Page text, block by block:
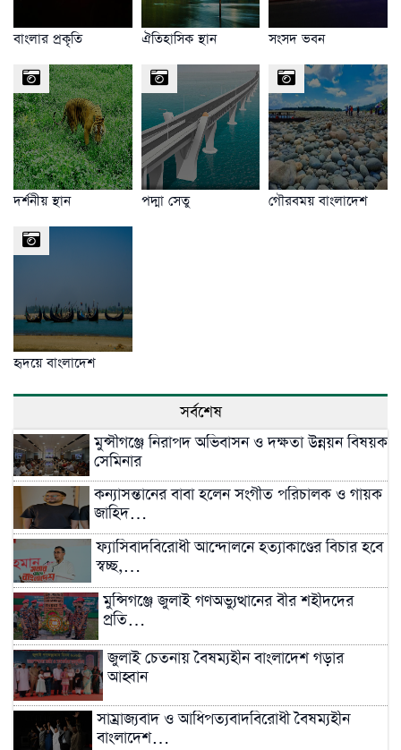
বাংলার প্রকৃতি ঐতিহাসিক স্থান সংসদ ভবন
দর্শনীয় স্থান পদ্মা সেতু গৌরবময় বাংলাদেশ
হৃদয়ে বাংলাদেশ
সর্বশেষ
মুন্সীগঞ্জে নিরাপদ অভিবাসন ও দক্ষতা উন্নয়ন বিষয়ক
সেমিনার
কন্যাসন্তানের বাবা হলেন সংগীত পরিচালক ও গায়ক
জাহিদ…
ফ্যাসিবাদবিরোধী আন্দোলনে হত্যাকাণ্ডের বিচার হবে
স্বচ্ছ,…
মুন্সিগঞ্জে জুলাই গণঅভ্যুত্থানের বীর শহীদদের
প্রতি…
জুলাই চেতনায় বৈষম্যহীন বাংলাদেশ গড়ার
আহ্বান
সাম্রাজ্যবাদ ও আধিপত্যবাদবিরোধী বৈষম্যহীন
বাংলাদেশ…